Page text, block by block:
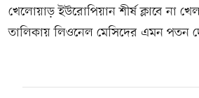
খেলোয়াড় ইউরোপিয়ান শীর্ষ ক্লাবে না
তালিকায় লিওনেল মেসিদের এমন পতন